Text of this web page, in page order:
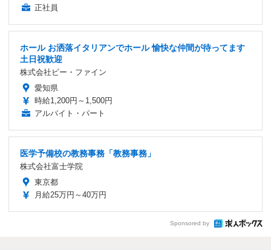
正社員
ホール お洒落イタリアンでホール 愉快な仲間が待ってます
土日祝歓迎
株式会社ビー・ファイン
愛知県
時給1,200円～1,500円
アルバイト・パート
医学予備校の教務事務「教務事務」
株式会社富士学院
東京都
月給25万円～40万円
Sponsored by